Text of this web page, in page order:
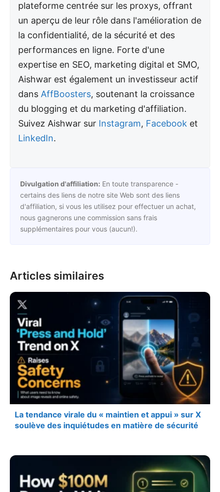
plateforme centrée sur les proxys, offrant
un aperçu de leur rôle dans l'amélioration de
la confidentialité, de la sécurité et des
performances en ligne. Forte d'une
expertise en SEO, marketing digital et SMO,
Aishwar est également un investisseur actif
dansAffBoosters, soutenant la croissance
du blogging et du marketing d'affiliation.
Suivez Aishwar sur Instagram, Facebook et
LinkedIn.
Divulgation d'affiliation: En toute transparence -
certains des liens de notre site Web sont des liens
d'affiliation, si vous les utilisez pour effectuer un achat,
nous gagnerons une commission sans frais
supplémentaires pour vous (aucun!).
Articles similaires
La tendance virale du « maintien et appui » sur X
soulève des inquiétudes en matière de sécurité